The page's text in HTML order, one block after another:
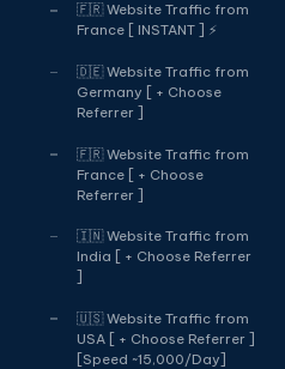
🇫🇷 Website Traffic from
France [ INSTANT ] ⚡
🇩🇪 Website Traffic from
Germany [ + Choose
Referrer ]
🇫🇷 Website Traffic from
France [ + Choose
Referrer ]
🇮🇳 Website Traffic from
India [ + Choose Referrer
🇺🇸 Website Traffic from
USA [ + Choose Referrer ]
[Speed ~15,000/Day]
toàn và ẩn danh, phù
MMO và truy cập
Bảng Dịch Vụ Mạng Xã
Hệ Sinh
Mọi dịch vụ, tiện ích và
tại một nền